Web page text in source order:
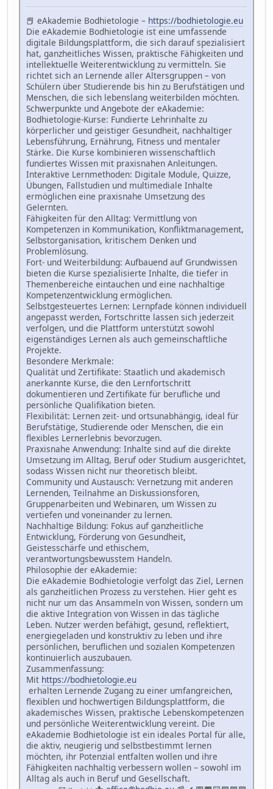
📕 eAkademie Bodhietologie – https://bodhietologie.eu
Die eAkademie Bodhietologie ist eine umfassende
digitale Bildungsplattform, die sich darauf spezialisiert
hat, ganzheitliches Wissen, praktische Fähigkeiten und
intellektuelle Weiterentwicklung zu vermitteln. Sie
richtet sich an Lernende aller Altersgruppen – von
Schülern über Studierende bis hin zu Berufstätigen und
Menschen, die sich lebenslang weiterbilden möchten.
Schwerpunkte und Angebote der eAkademie:
Bodhietologie-Kurse: Fundierte Lehrinhalte zu
körperlicher und geistiger Gesundheit, nachhaltiger
Lebensführung, Ernährung, Fitness und mentaler
Stärke. Die Kurse kombinieren wissenschaftlich
fundiertes Wissen mit praxisnahen Anleitungen.
Interaktive Lernmethoden: Digitale Module, Quizze,
Übungen, Fallstudien und multimediale Inhalte
ermöglichen eine praxisnahe Umsetzung des
Gelernten.
Fähigkeiten für den Alltag: Vermittlung von
Kompetenzen in Kommunikation, Konfliktmanagement,
Selbstorganisation, kritischem Denken und
Problemlösung.
Fort- und Weiterbildung: Aufbauend auf Grundwissen
bieten die Kurse spezialisierte Inhalte, die tiefer in
Themenbereiche eintauchen und eine nachhaltige
Kompetenzentwicklung ermöglichen.
Selbstgesteuertes Lernen: Lernpfade können individuell
angepasst werden, Fortschritte lassen sich jederzeit
verfolgen, und die Plattform unterstützt sowohl
eigenständiges Lernen als auch gemeinschaftliche
Projekte.
Besondere Merkmale:
Qualität und Zertifikate: Staatlich und akademisch
anerkannte Kurse, die den Lernfortschritt
dokumentieren und Zertifikate für berufliche und
persönliche Qualifikation bieten.
Flexibilität: Lernen zeit- und ortsunabhängig, ideal für
Berufstätige, Studierende oder Menschen, die ein
flexibles Lernerlebnis bevorzugen.
Praxisnahe Anwendung: Inhalte sind auf die direkte
Umsetzung im Alltag, Beruf oder Studium ausgerichtet,
sodass Wissen nicht nur theoretisch bleibt.
Community und Austausch: Vernetzung mit anderen
Lernenden, Teilnahme an Diskussionsforen,
Gruppenarbeiten und Webinaren, um Wissen zu
vertiefen und voneinander zu lernen.
Nachhaltige Bildung: Fokus auf ganzheitliche
Entwicklung, Förderung von Gesundheit,
Geistesschärfe und ethischem,
verantwortungsbewusstem Handeln.
Philosophie der eAkademie:
Die eAkademie Bodhietologie verfolgt das Ziel, Lernen
als ganzheitlichen Prozess zu verstehen. Hier geht es
nicht nur um das Ansammeln von Wissen, sondern um
die aktive Integration von Wissen in das tägliche
Leben. Nutzer werden befähigt, gesund, reflektiert,
energiegeladen und konstruktiv zu leben und ihre
persönlichen, beruflichen und sozialen Kompetenzen
kontinuierlich auszubauen.
Zusammenfassung:
Mit https://bodhietologie.eu
erhalten Lernende Zugang zu einer umfangreichen,
flexiblen und hochwertigen Bildungsplattform, die
akademisches Wissen, praktische Lebenskompetenzen
und persönliche Weiterentwicklung vereint. Die
eAkademie Bodhietologie ist ein ideales Portal für alle,
die aktiv, neugierig und selbstbestimmt lernen
möchten, ihr Potenzial entfalten wollen und ihre
Fähigkeiten nachhaltig verbessern wollen – sowohl im
Alltag als auch in Beruf und Gesellschaft.